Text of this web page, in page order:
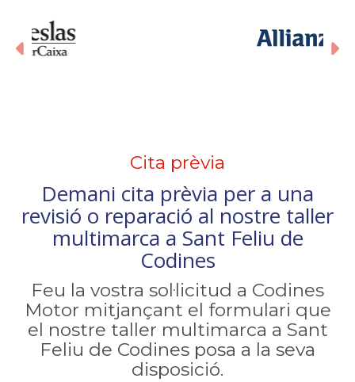
Anterior
Cita prèvia
Demani cita prèvia per a una
revisió o reparació al nostre taller
multimarca a Sant Feliu de
Codines
Feu la vostra sol·licitud a Codines
Motor mitjançant el formulari que
el nostre taller multimarca a Sant
Feliu de Codines posa a la seva
disposició.